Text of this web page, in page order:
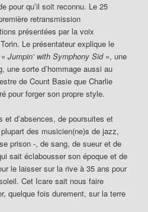
pour qu’il soit reconnu. Le 25
retransmission
présentées par la voix
Le présentateur explique le
«Jumpin’ with Symphony Sid », une
une sorte d’hommage aussi au
de Count Basie que Charlie
pour forger son propre style.
et d’absences, de poursuites et
des musicien(ne)s de jazz,
prison -, de sang, de sueur et de
sait éclabousser son époque et de
le laisser sur la rive à 35 ans pour
Cet Icare sait nous faire
quelque fois durement, sur la terre